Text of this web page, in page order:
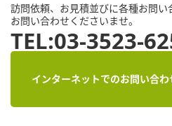
訪問依頼、お見積並びに各種お問
お問い合わせくださいませ。
TEL:03-3523-
インターネットでのお問い合